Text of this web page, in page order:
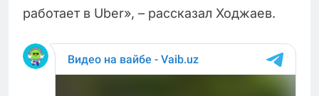
работает в Uber», – рассказал Ходжаев.